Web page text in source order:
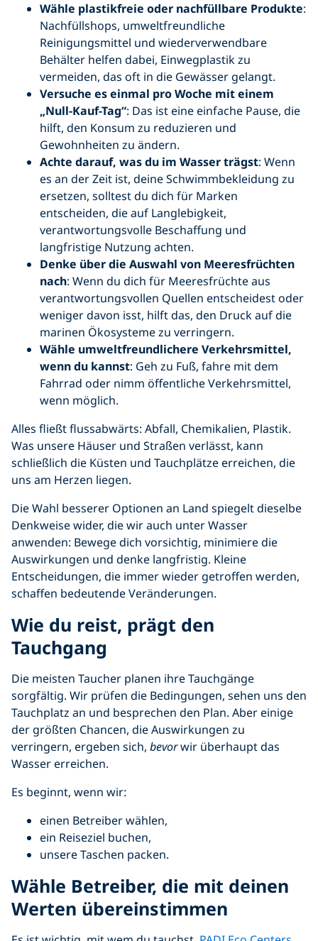
Wähle plastikfreie oder nachfüllbare Produkte:
Nachfüllshops, umweltfreundliche
Reinigungsmittel und wiederverwendbare
Behälter helfen dabei, Einwegplastik zu
vermeiden, das oft in die Gewässer gelangt.
Versuche es einmal pro Woche mit einem
„Null-Kauf-Tag“: Das ist eine einfache Pause, die
hilft, den Konsum zu reduzieren und
Gewohnheiten zu ändern.
Achte darauf, was du im Wasser trägst: Wenn
es an der Zeit ist, deine Schwimmbekleidung zu
ersetzen, solltest du dich für Marken
entscheiden, die auf Langlebigkeit,
verantwortungsvolle Beschaffung und
langfristige Nutzung achten.
Denke über die Auswahl von Meeresfrüchten
nach: Wenn du dich für Meeresfrüchte aus
verantwortungsvollen Quellen entscheidest oder
weniger davon isst, hilft das, den Druck auf die
marinen Ökosysteme zu verringern.
Wähle umweltfreundlichere Verkehrsmittel,
wenn du kannst: Geh zu Fuß, fahre mit dem
Fahrrad oder nimm öffentliche Verkehrsmittel,
wenn möglich.
Alles fließt flussabwärts: Abfall, Chemikalien, Plastik.
Was unsere Häuser und Straßen verlässt, kann
schließlich die Küsten und Tauchplätze erreichen, die
uns am Herzen liegen.
Die Wahl besserer Optionen an Land spiegelt dieselbe
Denkweise wider, die wir auch unter Wasser
anwenden: Bewege dich vorsichtig, minimiere die
Auswirkungen und denke langfristig. Kleine
Entscheidungen, die immer wieder getroffen werden,
schaffen bedeutende Veränderungen.
Wie du reist, prägt den
Tauchgang
Die meisten Taucher planen ihre Tauchgänge
sorgfältig. Wir prüfen die Bedingungen, sehen uns den
Tauchplatz an und besprechen den Plan. Aber einige
der größten Chancen, die Auswirkungen zu
verringern, ergeben sich, bevorwir überhaupt das
Wasser erreichen.
Es beginnt, wenn wir:
einen Betreiber wählen,
ein Reiseziel buchen,
unsere Taschen packen.
Wähle Betreiber, die mit deinen
Werten übereinstimmen